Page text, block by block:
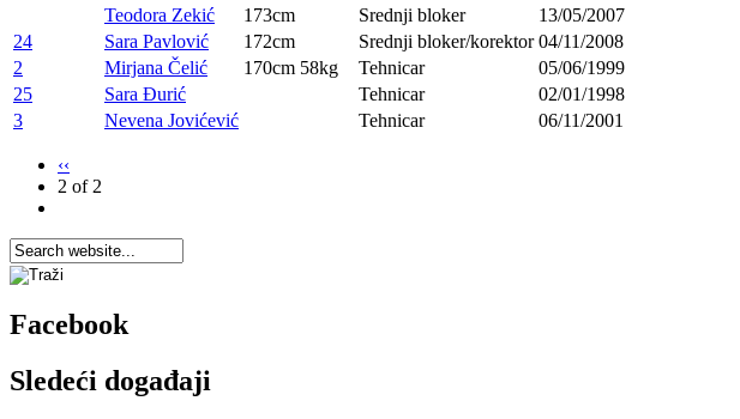
Teodora Zekić
173cm Srednji bloker
13/05/2007
24
Sara Pavlović 172cm Srednji bloker/korektor 04/11/2008
2
Mirjana Čelić 170cm 58kg Tehnicar
05/06/1999
25
Sara Đurić Tehnicar
02/01/1998
3
Nevena Jovićević Tehnicar 06/11/2001
‹‹
2 of 2
Facebook
Sledeći događaji